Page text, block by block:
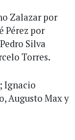
Zalazar por
Pérez por
Silva
Torres.
Ignacio
Augusto Max y